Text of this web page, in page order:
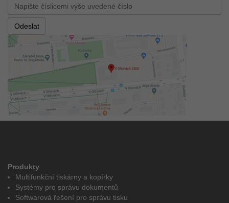
Produkty
Multifunkční tiskárny a kopírky
Systémy pro správu dokumentů
Softwarová řešení pro správu tisku